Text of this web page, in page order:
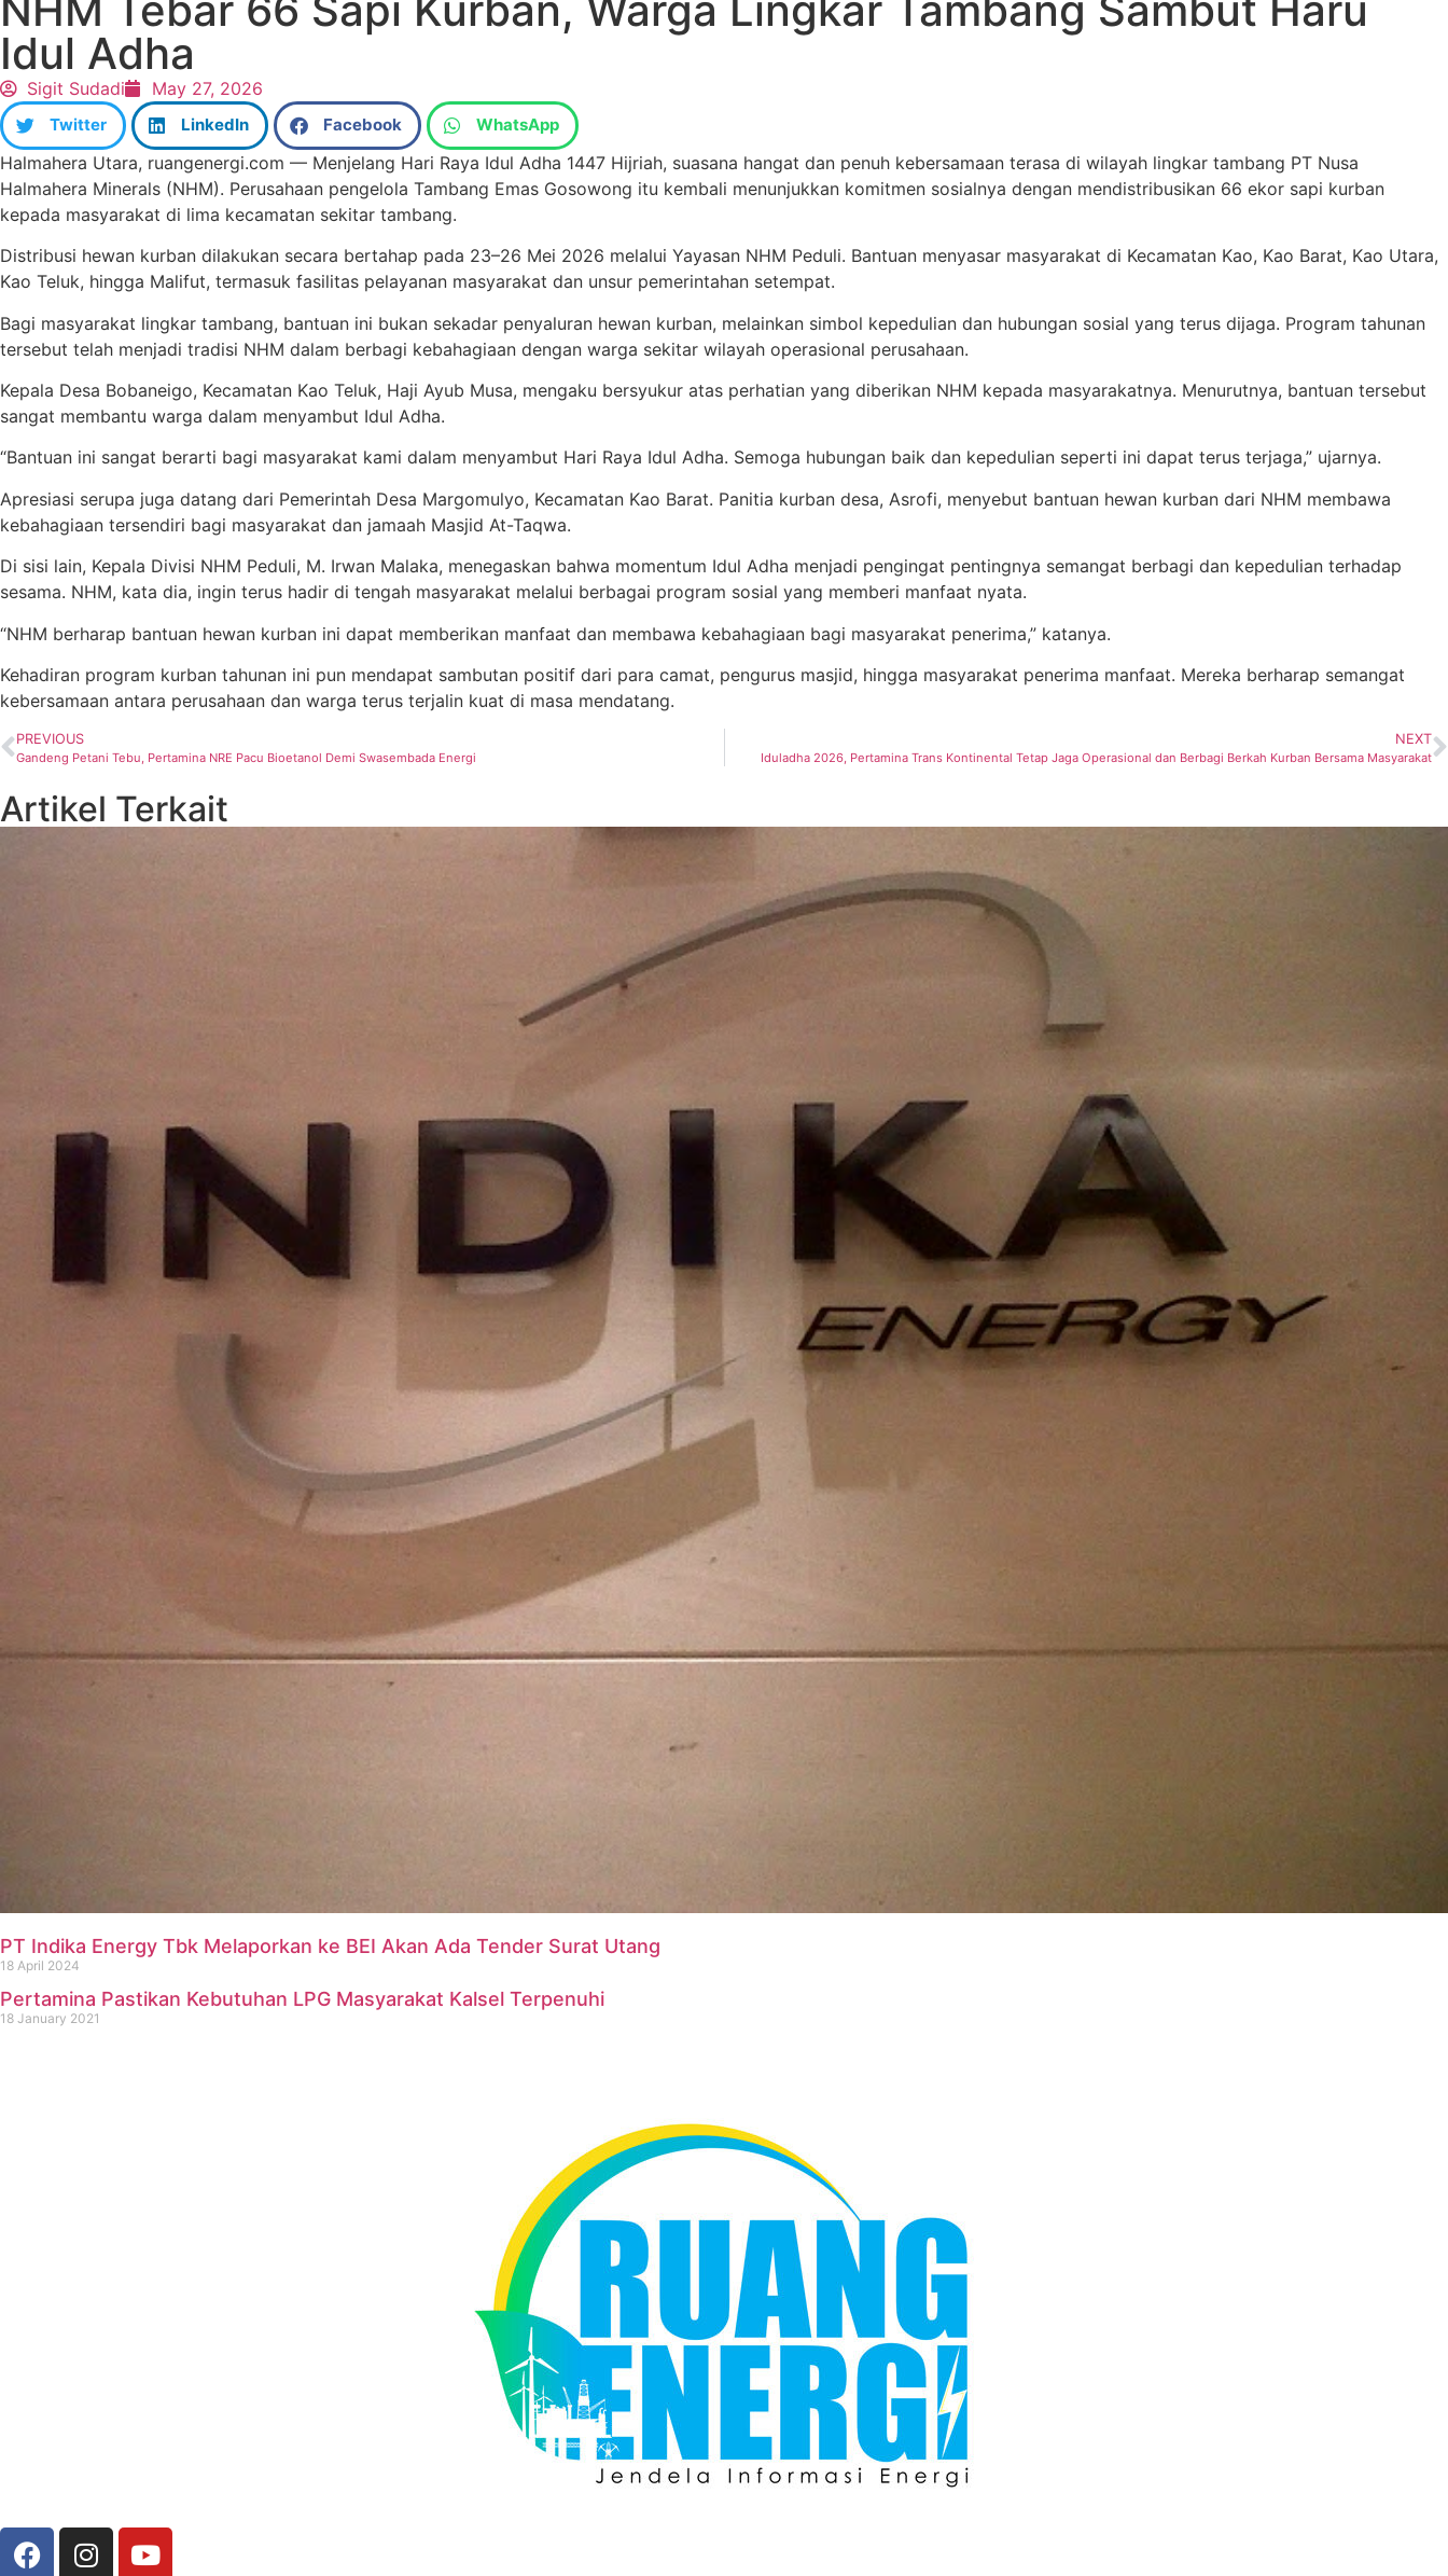
Idul Adha
Sigit Sudadi May 27, 2026
Twitter LinkedIn Facebook WhatsApp
Halmahera Utara, ruangenergi.com — Menjelang Hari Raya Idul Adha 1447 Hijriah, suasana hangat dan penuh kebersamaan terasa di wilayah lingkar tambang PT Nusa
Halmahera Minerals (NHM). Perusahaan pengelola Tambang Emas Gosowong itu kembali menunjukkan komitmen sosialnya dengan mendistribusikan 66 ekor sapi kurban
kepada masyarakat di lima kecamatan sekitar tambang.
Distribusi hewan kurban dilakukan secara bertahap pada 23–26 Mei 2026 melalui Yayasan NHM Peduli. Bantuan menyasar masyarakat di Kecamatan Kao, Kao Barat, Kao Utara,
Kao Teluk, hingga Malifut, termasuk fasilitas pelayanan masyarakat dan unsur pemerintahan setempat.
Bagi masyarakat lingkar tambang, bantuan ini bukan sekadar penyaluran hewan kurban, melainkan simbol kepedulian dan hubungan sosial yang terus dijaga. Program tahunan
tersebut telah menjadi tradisi NHM dalam berbagi kebahagiaan dengan warga sekitar wilayah operasional perusahaan.
Kepala Desa Bobaneigo, Kecamatan Kao Teluk, Haji Ayub Musa, mengaku bersyukur atas perhatian yang diberikan NHM kepada masyarakatnya. Menurutnya, bantuan tersebut
sangat membantu warga dalam menyambut Idul Adha.
“Bantuan ini sangat berarti bagi masyarakat kami dalam menyambut Hari Raya Idul Adha. Semoga hubungan baik dan kepedulian seperti ini dapat terus terjaga,” ujarnya.
Apresiasi serupa juga datang dari Pemerintah Desa Margomulyo, Kecamatan Kao Barat. Panitia kurban desa, Asrofi, menyebut bantuan hewan kurban dari NHM membawa
kebahagiaan tersendiri bagi masyarakat dan jamaah Masjid At-Taqwa.
Di sisi lain, Kepala Divisi NHM Peduli, M. Irwan Malaka, menegaskan bahwa momentum Idul Adha menjadi pengingat pentingnya semangat berbagi dan kepedulian terhadap
sesama. NHM, kata dia, ingin terus hadir di tengah masyarakat melalui berbagai program sosial yang memberi manfaat nyata.
“NHM berharap bantuan hewan kurban ini dapat memberikan manfaat dan membawa kebahagiaan bagi masyarakat penerima,” katanya.
Kehadiran program kurban tahunan ini pun mendapat sambutan positif dari para camat, pengurus masjid, hingga masyarakat penerima manfaat. Mereka berharap semangat
kebersamaan antara perusahaan dan warga terus terjalin kuat di masa mendatang.
PREVIOUS
Gandeng Petani Tebu, Pertamina NRE Pacu Bioetanol Demi Swasembada Energi
NEXT
Iduladha 2026, Pertamina Trans Kontinental Tetap Jaga Operasional dan Berbagi Berkah Kurban Bersama Masyarakat
Artikel Terkait
PT Indika Energy Tbk Melaporkan ke BEI Akan Ada Tender Surat Utang
18 April 2024
Pertamina Pastikan Kebutuhan LPG Masyarakat Kalsel Terpenuhi
18 January 2021